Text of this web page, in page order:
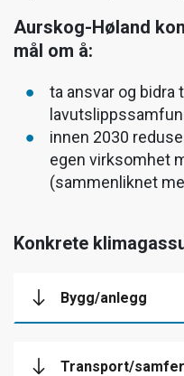
Aurskog-Høland
mål om å:
ta ansvar og bidra
innen 2030
egen virksomhet
(sammenliknet
Konkrete
Bygg/anlegg
Transport/